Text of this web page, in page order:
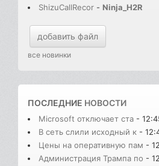
ShizuCallRecor - Ninja_H2R
добавить файл
все новинки
ПОСЛЕДНИЕ НОВОСТИ
Microsoft отключает ста -
В сеть слили исходный к -
Цены на оперативную пам -
Администрация Трампа по -